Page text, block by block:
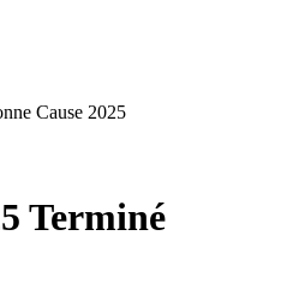
Cause 2025
Terminé